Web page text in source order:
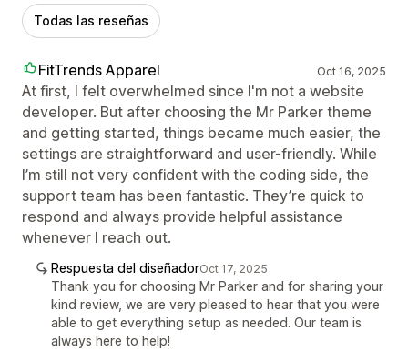
Todas las reseñas
FitTrends Apparel Oct 16, 2025
At first, I felt overwhelmed since I'm not a website
developer. But after choosing the Mr Parker theme
and getting started, things became much easier, the
settings are straightforward and user-friendly. While
I’m still not very confident with the coding side, the
support team has been fantastic. They’re quick to
respond and always provide helpful assistance
whenever I reach out.
Respuesta del diseñadorOct 17, 2025
Thank you for choosing Mr Parker and for sharing your
kind review, we are very pleased to hear that you were
able to get everything setup as needed. Our team is
always here to help!